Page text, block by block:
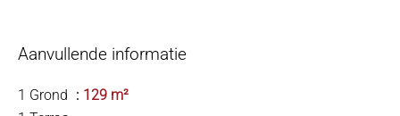
Aanvullende informatie
1 Grond
129 m²